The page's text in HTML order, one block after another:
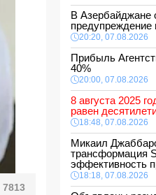
7813
В Азербайджане
предупреждение
20:20, 07.08.2026
Прибыль
40%
20:00, 07.08.2026
8 августа 2025
равен
18:48, 07.08.2026
Микаил
трансформация
эффективность
18:18, 07.08.2026